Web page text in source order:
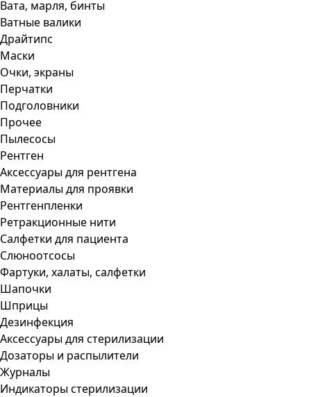
Вата, марля, бинты
Ватные валики
Драйтипс
Маски
Очки, экраны
Перчатки
Подголовники
Прочее
Пылесосы
Рентген
Аксессуары для рентгена
Материалы для проявки
Рентгенпленки
Ретракционные нити
Салфетки для пациента
Слюноотсосы
Фартуки, халаты, салфетки
Шапочки
Шприцы
Дезинфекция
Аксессуары для стерилизации
Дозаторы и распылители
Журналы
Индикаторы стерилизации